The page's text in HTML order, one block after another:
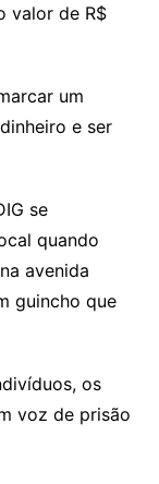
valor de R$
um
e ser
se
quando
avenida
guincho que
os
voz de prisão